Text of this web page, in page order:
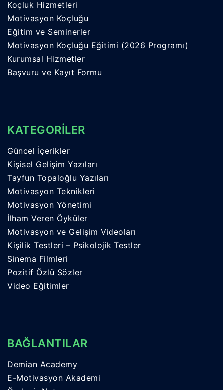
Koçluk Hizmetleri
Motivasyon Koçluğu
Eğitim ve Seminerler
Motivasyon Koçluğu Eğitimi (2026 Programı)
Kurumsal Hizmetler
Başvuru ve Kayıt Formu
KATEGORİLER
Güncel İçerikler
Kişisel Gelişim Yazıları
Tayfun Topaloğlu Yazıları
Motivasyon Teknikleri
Motivasyon Yönetimi
İlham Veren Öyküler
Motivasyon ve Gelişim Videoları
Kişilik Testleri – Psikolojik Testler
Sinema Filmleri
Pozitif Özlü Sözler
Video Eğitimler
BAĞLANTILAR
Demian Academy
E-Motivasyon Akademi